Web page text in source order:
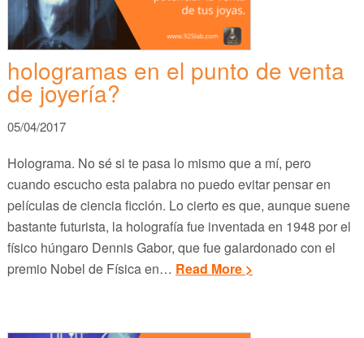
hologramas en el punto de venta
de joyería?
05/04/2017
Holograma. No sé si te pasa lo mismo que a mí, pero
cuando escucho esta palabra no puedo evitar pensar en
películas de ciencia ficción. Lo cierto es que, aunque suene
bastante futurista, la holografía fue inventada en 1948 por el
físico húngaro Dennis Gabor, que fue galardonado con el
premio Nobel de Física en… Read More >